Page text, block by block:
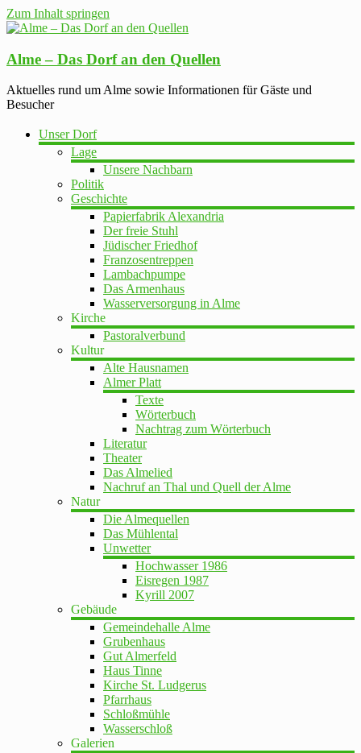
Zum Inhalt springen
Alme – Das Dorf an den Quellen
Aktuelles rund um Alme sowie Informationen für Gäste und
Besucher
Unser Dorf
Lage
Unsere Nachbarn
Politik
Geschichte
Papierfabrik Alexandria
Der freie Stuhl
Jüdischer Friedhof
Franzosentreppen
Lambachpumpe
Das Armenhaus
Wasserversorgung in Alme
Kirche
Pastoralverbund
Kultur
Alte Hausnamen
Almer Platt
Texte
Wörterbuch
Nachtrag zum Wörterbuch
Literatur
Theater
Das Almelied
Nachruf an Thal und Quell der Alme
Natur
Die Almequellen
Das Mühlental
Unwetter
Hochwasser 1986
Eisregen 1987
Kyrill 2007
Gebäude
Gemeindehalle Alme
Grubenhaus
Gut Almerfeld
Haus Tinne
Kirche St. Ludgerus
Pfarrhaus
Schloßmühle
Wasserschloß
Galerien